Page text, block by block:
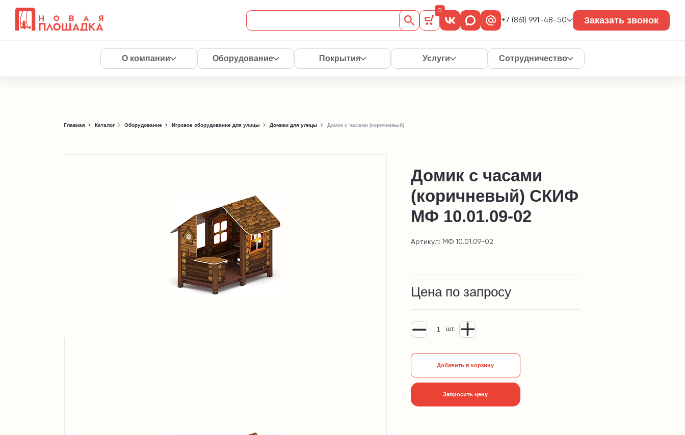
0
+7 (861) 991-48-50 Заказать звонок
О компании Оборудование Покрытия Услуги Сотрудничество
Главная Каталог Оборудование Игровое оборудование для улицы Домики для улицы Домик с часами (коричневый)
Домик с часами
(коричневый) СКИФ
МФ 10.01.09-02
Артикул: МФ 10.01.09-02
Цена по запросу
шт.
Добавить в корзину
Запросить цену